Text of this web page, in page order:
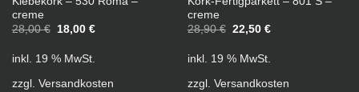
creme
28,00€
Ursprünglicher
28,00 €
18,00 €Aktueller
18,00 €.
inkl. 19 % MwSt.
zzgl. Versandkosten
creme
28,90€ Ursprünglicher
28,90 €
22,50 €Aktueller
22,50 €.
inkl. 19 % MwSt.
zzgl. Versandkosten